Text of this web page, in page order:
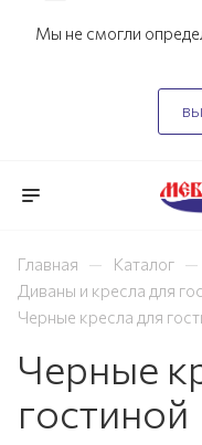
Мы не смогли
Главная — Каталог —
Диваны и кресла для
Черные кресла для
Черные
гостиной